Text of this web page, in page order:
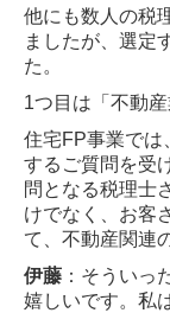
他にも数人の税
ましたが、選定
た。
1つ目は「不動
住宅FP事業では
するご質問を受
問となる税理士
けでなく、お客
て、不動産関連
伊藤 ：そういっ
嬉しいです。私